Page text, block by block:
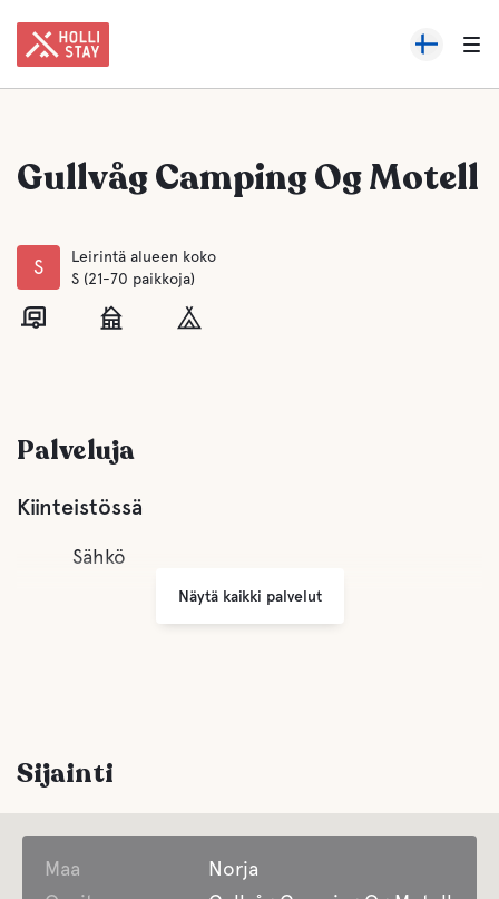
Gullvåg Camping Og Motell
S
Leirintä alueen koko
S (21-70 paikkoja)
Palveluja
Kiinteistössä
Sähkö
Näytä kaikki palvelut
Sijainti
Maa
Norja